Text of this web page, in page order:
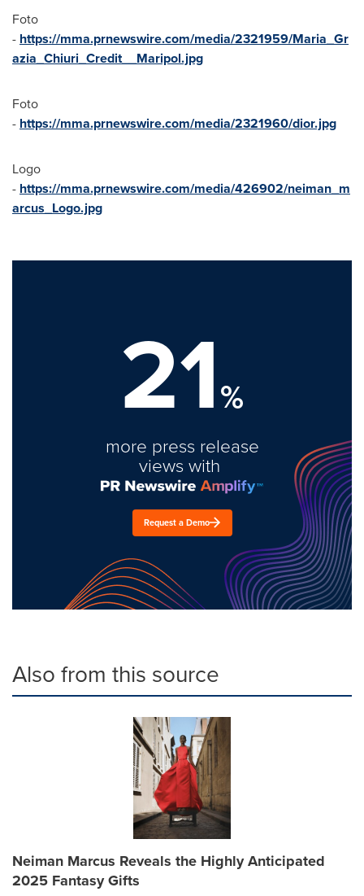
Foto
- https://mma.prnewswire.com/media/2321959/Maria_Gr
azia_Chiuri_Credit__Maripol.jpg
Foto
- https://mma.prnewswire.com/media/2321960/dior.jpg
Logo
- https://mma.prnewswire.com/media/426902/neiman_m
arcus_Logo.jpg
21%
more press release
views with
Request a Demo
Also from this source
Neiman Marcus Reveals the Highly Anticipated
2025 Fantasy Gifts